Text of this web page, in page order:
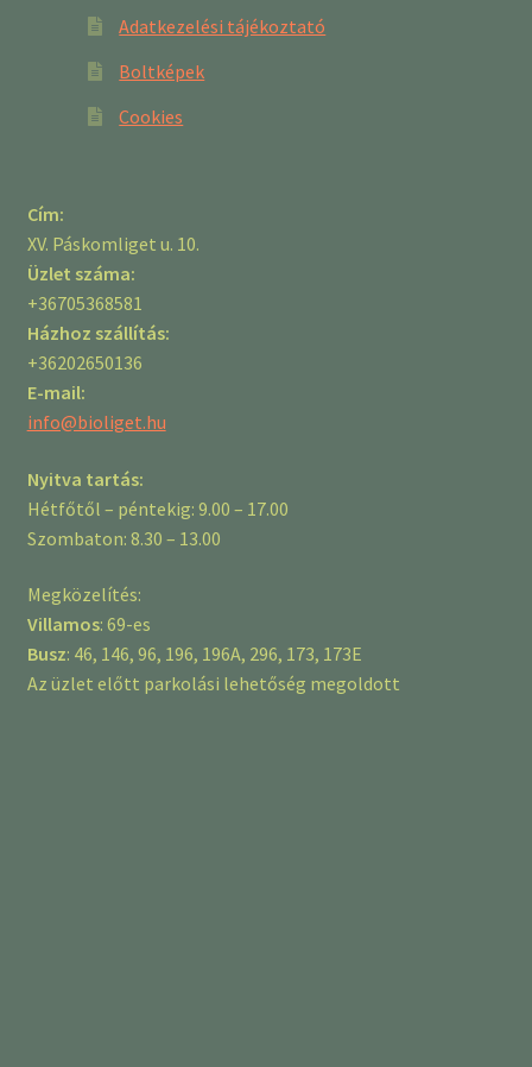
Adatkezelési tájékoztató
Boltképek
Cookies
Cím:
XV. Páskomliget u. 10.
Üzlet száma:
+36705368581
Házhoz szállítás:
+36202650136
E-mail:
info@bioliget.hu
Nyitva tartás:
Hétfőtől – péntekig: 9.00 – 17.00
Szombaton: 8.30 – 13.00
Megközelítés:
Villamos: 69-es
Busz: 46, 146, 96, 196, 196A, 296, 173, 173E
Az üzlet előtt parkolási lehetőség megoldott